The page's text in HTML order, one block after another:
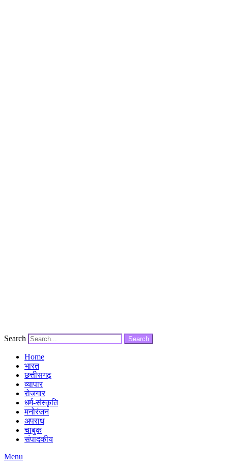
Search Search
Home
भारत
छत्तीसगढ़
व्यापार
रोजगार
धर्म-संस्कृति
मनोरंजन
अपराध
चाबुक
संपादकीय
Menu